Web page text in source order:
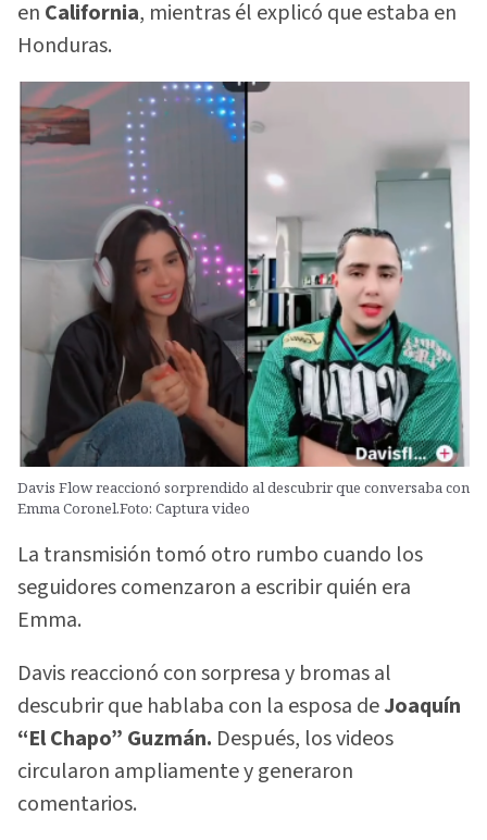
en California, mientras él explicó que estaba en
Honduras.
Davis Flow reaccionó sorprendido al descubrir que conversaba con
Emma Coronel.Foto: Captura video
La transmisión tomó otro rumbo cuando los
seguidores comenzaron a escribir quién era
Emma.
Davis reaccionó con sorpresa y bromas al
descubrir que hablaba con la esposa deJoaquín
“El Chapo” Guzmán. Después, los videos
circularon ampliamente y generaron
comentarios.